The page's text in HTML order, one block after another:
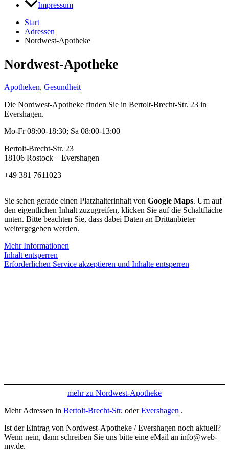
Impressum
Start
Adressen
Nordwest-Apotheke
Nordwest-Apotheke
Apotheken, Gesundheit
Die Nordwest-Apotheke finden Sie in Bertolt-Brecht-Str. 23 in
Evershagen.
Mo-Fr 08:00-18:30; Sa 08:00-13:00
Bertolt-Brecht-Str. 23
18106 Rostock – Evershagen
+49 381 7611023
Sie sehen gerade einen Platzhalterinhalt von Google Maps. Um auf
den eigentlichen Inhalt zuzugreifen, klicken Sie auf die Schaltfläche
unten. Bitte beachten Sie, dass dabei Daten an Drittanbieter
weitergegeben werden.
Mehr Informationen
Inhalt entsperren
Erforderlichen Service akzeptieren und Inhalte entsperren
mehr zu Nordwest-Apotheke
Mehr Adressen in Bertolt-Brecht-Str. oderEvershagen .
Ist der Eintrag von Nordwest-Apotheke / Evershagen noch aktuell?
Wenn nein, dann schreiben Sie uns bitte eine eMail an info@web-
mv.de.